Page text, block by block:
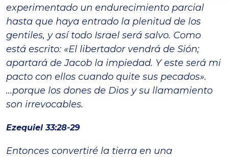
experimentado un endurecimiento parcial
hasta que haya entrado la plenitud de los
gentiles, y así todo Israel será salvo. Como
está escrito: «El libertador vendrá de Sión;
apartará de Jacob la impiedad. Y este será mi
pacto con ellos cuando quite sus pecados».
...porque los dones de Dios y su llamamiento
son irrevocables.
Ezequiel 33:28-29
Entonces convertiré la tierra en una